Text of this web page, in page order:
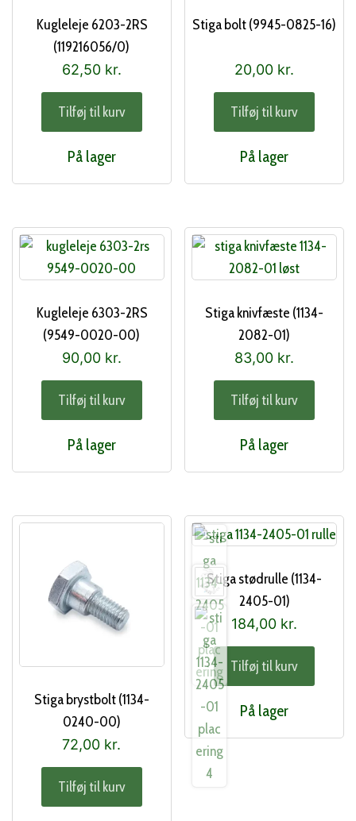
Kugleleje 6203-2RS
(119216056/0)
62,50 kr.
Tilføj til kurv
På lager
Stiga bolt (9945-0825-16)
20,00 kr.
Tilføj til kurv
På lager
Kugleleje 6303-2RS
(9549-0020-00)
90,00 kr.
Tilføj til kurv
På lager
Stiga knivfæste (1134-
2082-01)
83,00 kr.
Tilføj til kurv
På lager
Stiga brystbolt (1134-
0240-00)
72,00 kr.
Tilføj til kurv
Stiga stødrulle (1134-
2405-01)
184,00 kr.
Tilføj til kurv
På lager